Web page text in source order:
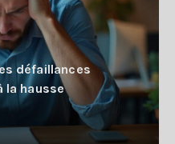
défaillances
la hausse